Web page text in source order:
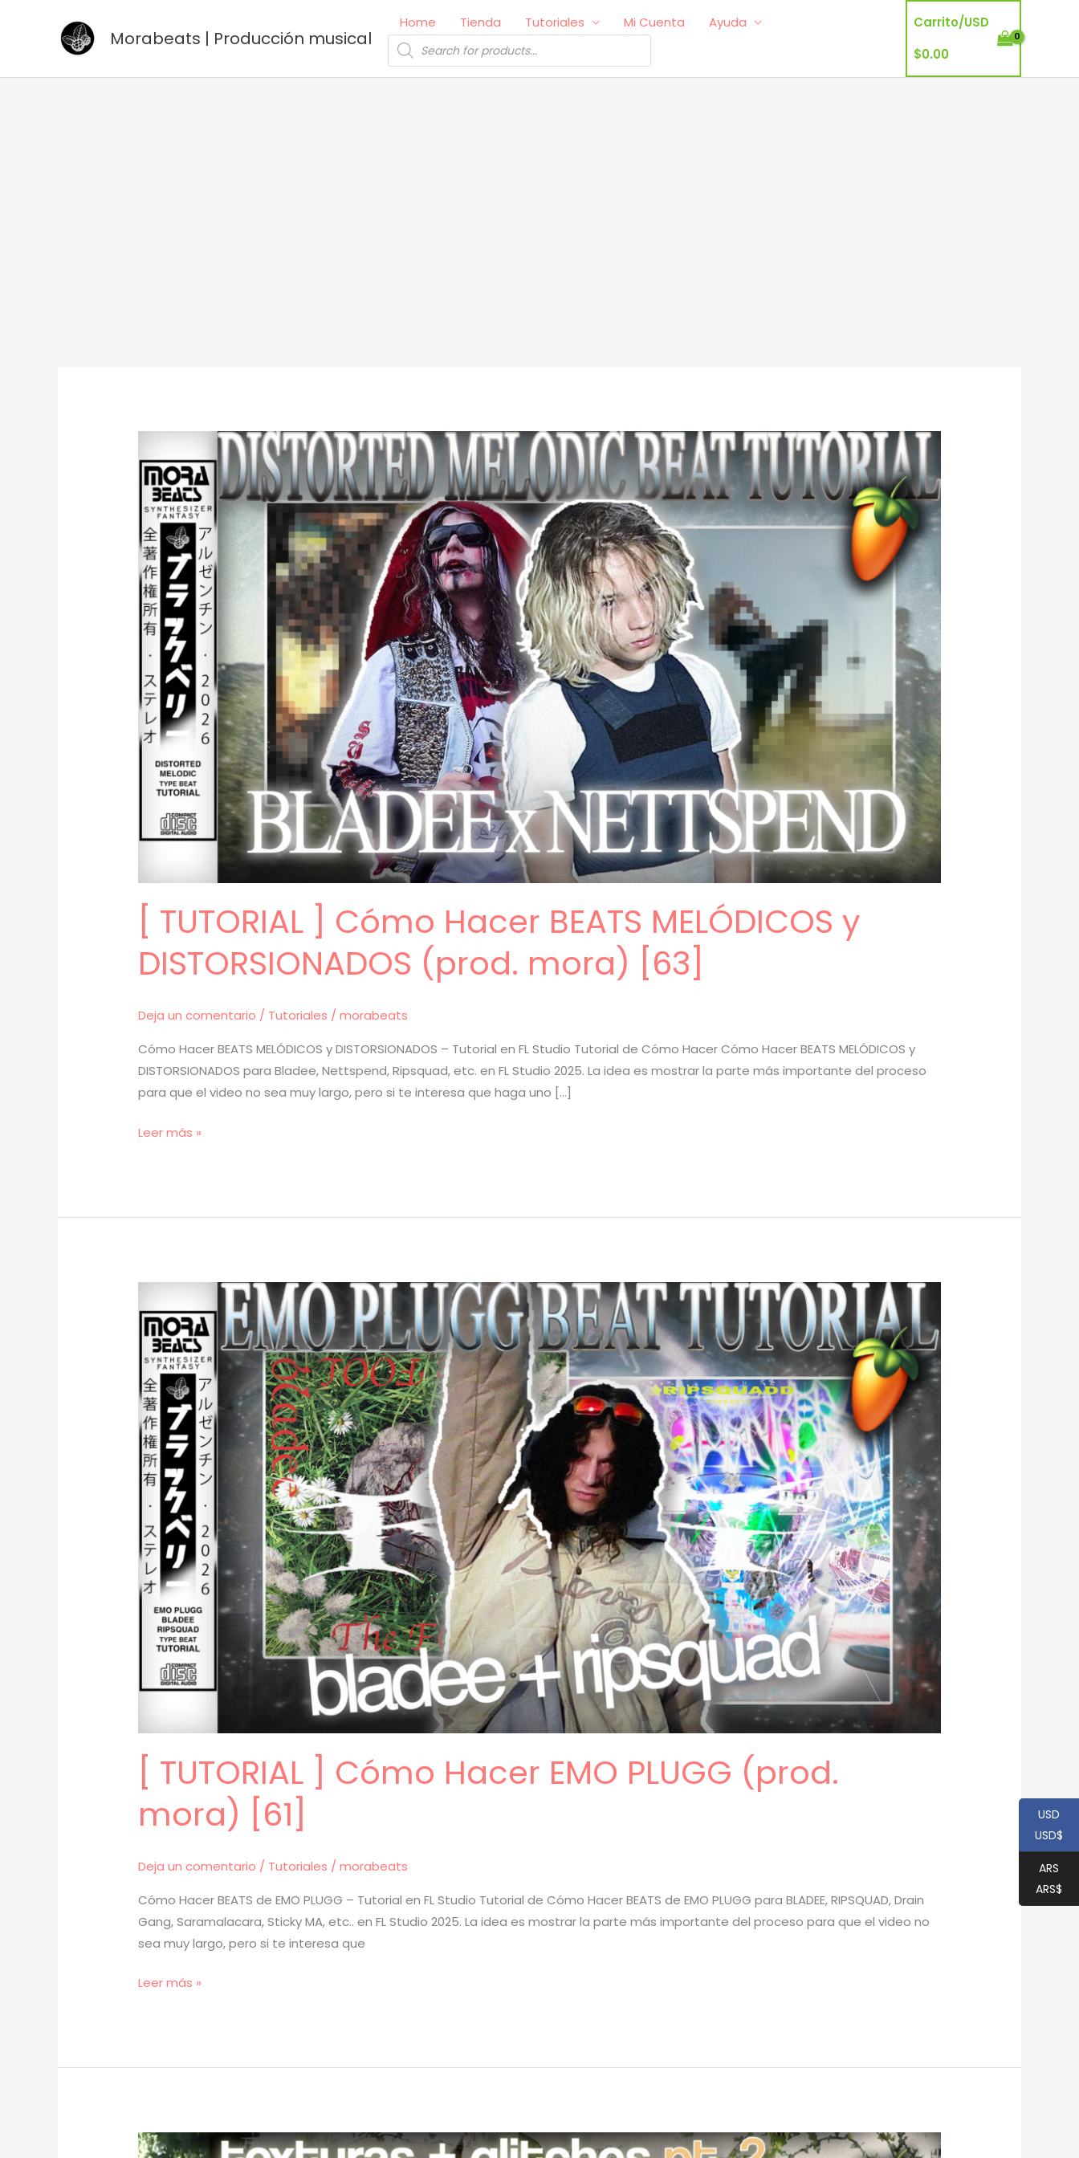
Morabeats | Producción musical
Home Tienda Tutoriales Mi Cuenta
Ayuda
Búsqueda
de
productos
Carrito/USD
$0.00
[ TUTORIAL ] Cómo Hacer BEATS MELÓDICOS y
DISTORSIONADOS (prod. mora) [63]
Deja un comentario / Tutoriales /morabeats
Cómo Hacer BEATS MELÓDICOS y DISTORSIONADOS – Tutorial en FL Studio Tutorial de Cómo Hacer Cómo Hacer BEATS MELÓDICOS y
DISTORSIONADOS para Bladee, Nettspend, Ripsquad, etc. en FL Studio 2025. La idea es mostrar la parte más importante del proceso
para que el video no sea muy largo, pero si te interesa que haga uno […]
[
Hacer
y
DISTORSIONADOS
(prod.
mora)
[63]
Leer más »
[ TUTORIAL ] Cómo Hacer EMO PLUGG (prod.
mora) [61]
Deja un comentario / Tutoriales /morabeats
Cómo Hacer BEATS de EMO PLUGG – Tutorial en FL Studio Tutorial de Cómo Hacer BEATS de EMO PLUGG para BLADEE, RIPSQUAD, Drain
Gang, Saramalacara, Sticky MA, etc.. en FL Studio 2025. La idea es mostrar la parte más importante del proceso para que el video no
sea muy largo, pero si te interesa que
[
Hacer
(prod.
Leer más »
USD
USD$
ARS
ARS$